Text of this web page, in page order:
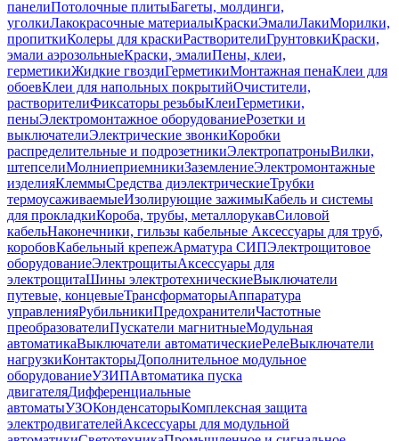
панелиПотолочные плитыБагеты, молдинги,
уголкиЛакокрасочные материалыКраскиЭмалиЛакиМорилки,
пропиткиКолеры для краскиРастворителиГрунтовкиКраски,
эмали аэрозольныеКраски, эмалиПены, клеи,
герметикиЖидкие гвоздиГерметикиМонтажная пенаКлеи для
обоевКлеи для напольных покрытийОчистители,
растворителиФиксаторы резьбыКлеиГерметики,
пеныЭлектромонтажное оборудованиеРозетки и
выключателиЭлектрические звонкиКоробки
распределительные и подрозетникиЭлектропатроныВилки,
штепселиМолниеприемникиЗаземлениеЭлектромонтажные
изделияКлеммыСредства диэлектрическиеТрубки
термоусаживаемыеИзолирующие зажимыКабель и системы
для прокладкиКороба, трубы, металлорукавСиловой
кабельНаконечники, гильзы кабельные Аксессуары для труб,
коробовКабельный крепежАрматура СИПЭлектрощитовое
оборудованиеЭлектрощитыАксессуары для
электрощитаШины электротехническиеВыключатели
путевые, концевыеТрансформаторыАппаратура
управленияРубильникиПредохранителиЧастотные
преобразователиПускатели магнитныеМодульная
автоматикаВыключатели автоматическиеРелеВыключатели
нагрузкиКонтакторыДополнительное модульное
оборудованиеУЗИПАвтоматика пуска
двигателяДифференциальные
автоматыУЗОКонденсаторыКомплексная защита
электродвигателейАксессуары для модульной